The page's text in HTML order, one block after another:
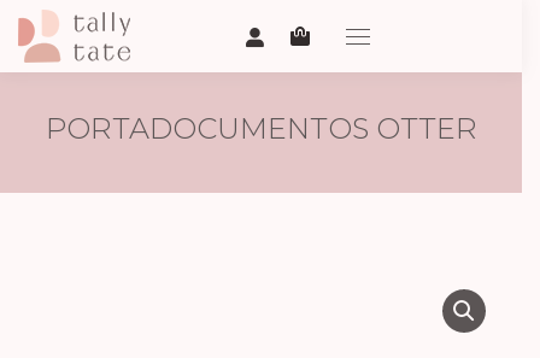
PORTADOCUMENTOS OTTER